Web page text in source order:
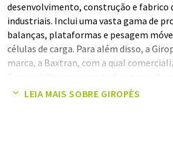
desenvolvimento, construção e fabrico
industriais. Inclui uma vasta gama de
balanças, plataformas e pesagem
células de carga. Para além disso, a
marca, a Baxtran, com a qual
referem a pequenas pesagens como
LEIA MAIS SOBRE GIROPÈS